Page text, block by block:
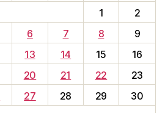
1
2
6 7 8
9
13 14 15
16
20 21 22
23
27 28 29
30